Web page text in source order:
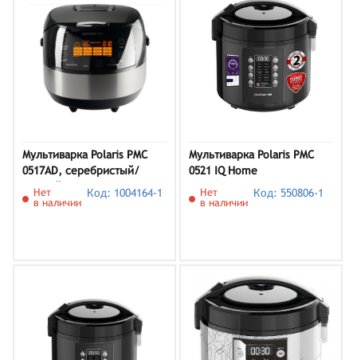
Мультиварка Polaris PMC
0517AD, серебристый/
черный
Нет
в наличии
Код: 1004164-1
Мультиварка Polaris PMC
0521 IQ Home
Нет
в наличии
Код: 550806-1